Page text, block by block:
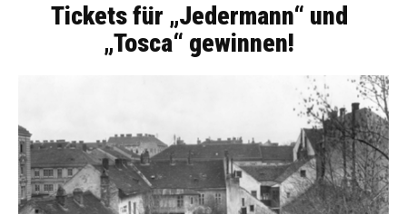
Tickets für „Jedermann“ und
„Tosca“ gewinnen!